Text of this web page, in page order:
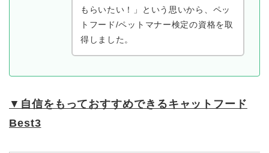
もらいたい！」という思いから、ペッ
トフード/ペットマナー検定の資格を取
得しました。
▼ 自信をもっておすすめできるキャットフード
Best3